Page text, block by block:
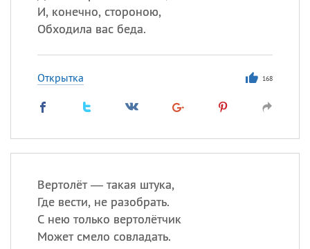
И, конечно, стороною,
Обходила вас беда.
Открытка 168
Вертолёт — такая штука,
Где вести, не разобрать.
С нею только вертолётчик
Может смело совладать.